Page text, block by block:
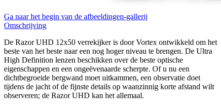
Ga naar het begin van de afbeeldingen-gallerij
Omschrijving
De Razor UHD 12x50 verrekijker is door Vortex ontwikkeld om het
beste van het beste naar een nog hoger niveau te brengen. De Ultra
High Definition lenzen beschikken over de beste optische
eigenschappen en een ongeëvenaarde scherpte. Of u nu een
dichtbegroeide bergwand moet uitkammen, een observatie doet
tijdens de jacht of de fijnste details op waanzinnig korte afstand wilt
observeren; de Razor UHD kan het allemaal.